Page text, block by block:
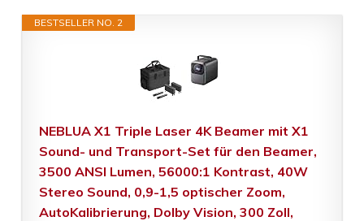
BESTSELLER NO. 2
NEBLUA X1 Triple Laser 4K Beamer mit X1
Sound- und Transport-Set für den Beamer,
3500 ANSI Lumen, 56000:1 Kontrast, 40W
Stereo Sound, 0,9-1,5 optischer Zoom,
AutoKalibrierung, Dolby Vision, 300 Zoll,